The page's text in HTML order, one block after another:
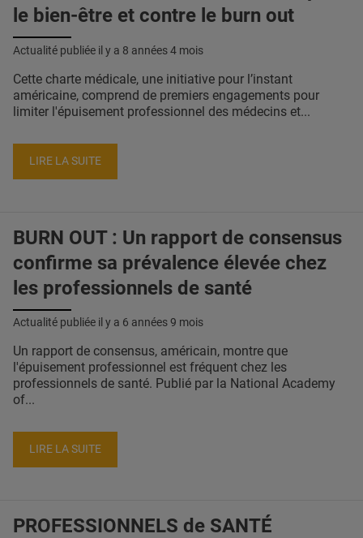
le bien-être et contre le burn out
Actualité publiée il y a 8 années 4 mois
Cette charte médicale, une initiative pour l’instant
américaine, comprend de premiers engagements pour
limiter l'épuisement professionnel des médecins et...
LIRE LA SUITE
BURN OUT : Un rapport de consensus
confirme sa prévalence élevée chez
les professionnels de santé
Actualité publiée il y a 6 années 9 mois
Un rapport de consensus, américain, montre que
l'épuisement professionnel est fréquent chez les
professionnels de santé. Publié par la National Academy
of...
LIRE LA SUITE
PROFESSIONNELS de SANTÉ